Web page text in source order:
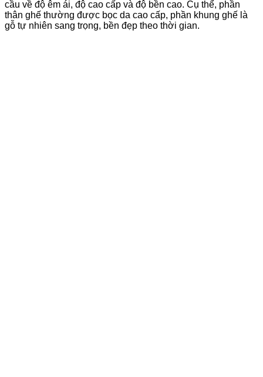
cầu về độ êm ái, độ cao cấp và độ bền cao. Cụ thể, phần
thân ghế thường được bọc da cao cấp, phần khung ghế là
gỗ tự nhiên sang trọng, bền đẹp theo thời gian.